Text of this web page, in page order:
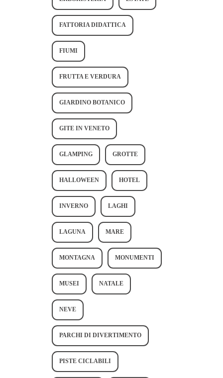
FATTORIA DIDATTICA
FIUMI
FRUTTA E VERDURA
GIARDINO BOTANICO
GITE IN VENETO
GLAMPING GROTTE
HALLOWEEN HOTEL
INVERNO LAGHI
LAGUNA MARE
MONTAGNA MONUMENTI
MUSEI NATALE
NEVE
PARCHI DI DIVERTIMENTO
PISTE CICLABILI